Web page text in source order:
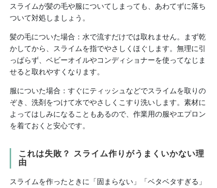
スライムが髪の毛や服についてしまっても、あわてずに落ち
ついて対処しましょう。
髪の毛についた場合：水で流すだけでは取れません。まず乾
かしてから、スライムを指でやさしくほぐします。無理に引
っぱらず、ベビーオイルやコンディショナーを使ってなじま
せると取れやすくなります。
服についた場合：すぐにティッシュなどでスライムを取りの
ぞき、洗剤をつけて水でやさしくこすり洗いします。素材に
よってはしみになることもあるので、作業用の服やエプロン
を着ておくと安心です。
これは失敗？ スライム作りがうまくいかない理
由
スライムを作ったときに「固まらない」「ベタベタすぎる」